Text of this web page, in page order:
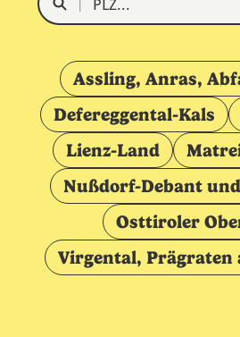
Assling, Anras,
Defereggental-Kals
Lienz-Land
Nußdorf-Debant
Osttiroler
Virgental, Prägraten